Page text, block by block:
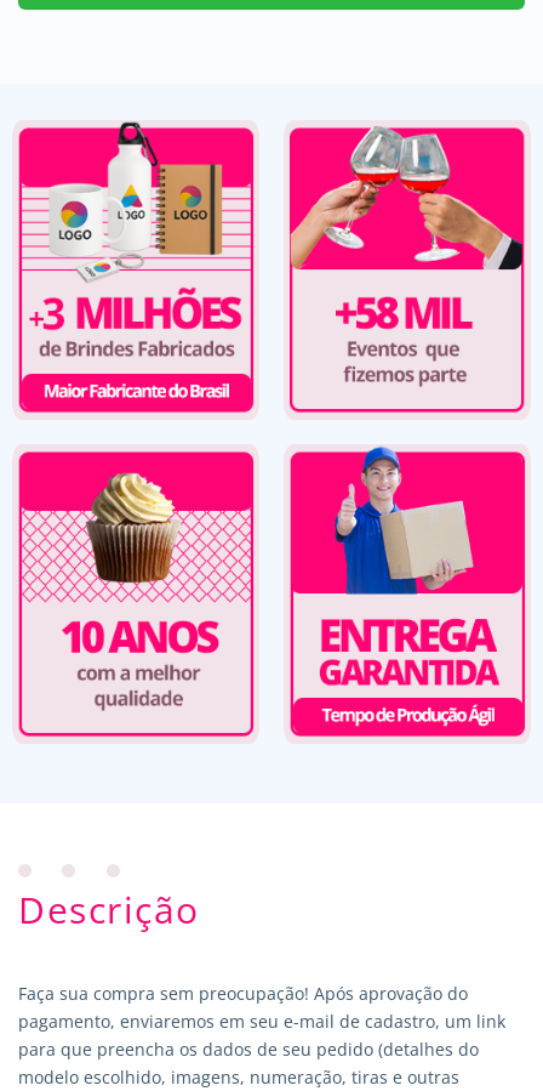
Descrição
Faça sua compra sem preocupação! Após aprovação do
pagamento, enviaremos em seu e-mail de cadastro, um link
para que preencha os dados de seu pedido (detalhes do
modelo escolhido, imagens, numeração, tiras e outras